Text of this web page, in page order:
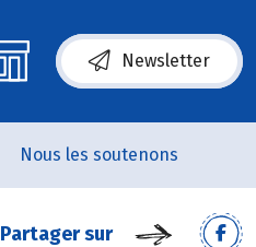
Newsletter
Nous les soutenons
Partager sur